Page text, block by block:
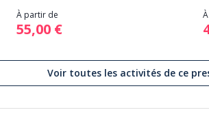
À partir de
55,00 €
Voir toutes les activités de ce